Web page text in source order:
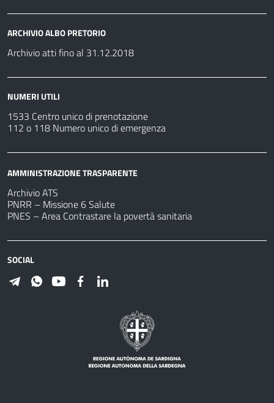
ARCHIVIO ALBO PRETORIO
Archivio atti fino al 31.12.2018
NUMERI UTILI
1533 Centro unico di prenotazione
112 o 118 Numero unico di emergenza
AMMINISTRAZIONE TRASPARENTE
Archivio ATS
PNRR – Missione 6 Salute
PNES – Area Contrastare la povertà sanitaria
SOCIAL